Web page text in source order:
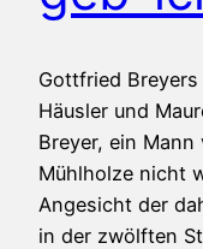
Gottfried Breyers
Häusler und
Breyer, ein
Mühlholze nicht
Angesicht der
in der zwölften